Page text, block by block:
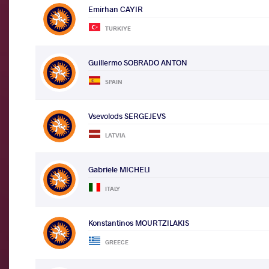
Emirhan CAYIR
TURKIYE
Guillermo SOBRADO ANTON
SPAIN
Vsevolods SERGEJEVS
LATVIA
Gabriele MICHELI
ITALY
Konstantinos MOURTZILAKIS
GREECE